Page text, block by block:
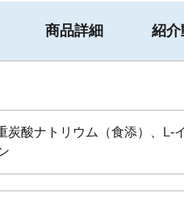
商品詳細 紹介
炭酸ナトリウム（食添）、L-